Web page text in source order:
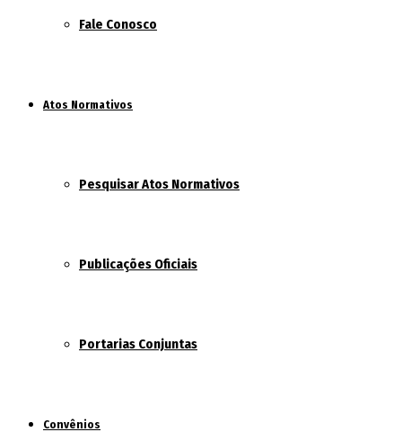
Fale Conosco
Atos Normativos
Pesquisar Atos Normativos
Publicações Oficiais
Portarias Conjuntas
Convênios